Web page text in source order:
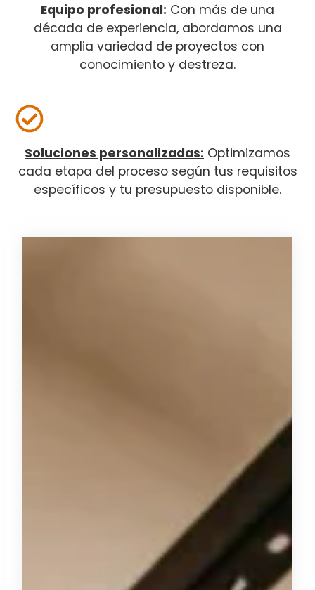
Equipo profesional: Con más de una
década de experiencia, abordamos una
amplia variedad de proyectos con
conocimiento y destreza.
Soluciones personalizadas: Optimizamos
cada etapa del proceso según tus requisitos
específicos y tu presupuesto disponible.